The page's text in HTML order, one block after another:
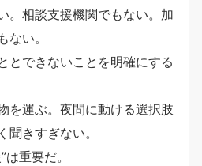
。相談支援機関でもない。加
い。
とできないことを明確にする
を運ぶ。夜間に動ける選択肢
聞きすぎない。
重要だ。